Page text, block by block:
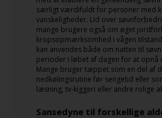
særligt værdifuldt for personer med
vanskeligheder. Ud over
mange brugere også om øget
kropsopmærksomhed i vågen
kan anvendes både om natten til
perioder i løbet af dagen for at opnå
Mange bruger tæppet som en del af
nedkølingsrutine før sengetid eller
læsning, tv-kiggeri eller andre rolige
Sansedyne til forskellige